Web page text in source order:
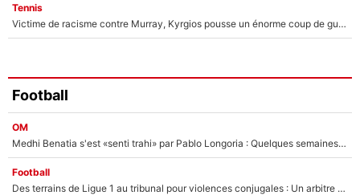
Tennis
Victime de racisme contre Murray, Kyrgios pousse un énorme coup de gueule !
Football
OM
Medhi Benatia s'est «senti trahi» par Pablo Longoria : Quelques semaines après son départ, l'ancien directeur de football de l'OM règle ses comptes
Football
Des terrains de Ligue 1 au tribunal pour violences conjugales : Un arbitre français encourt une peine de 18 mois de prison !